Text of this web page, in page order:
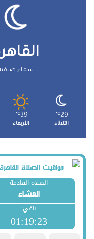
سماء
29
℃
الثلاثاء
39
℃
الأربعاء